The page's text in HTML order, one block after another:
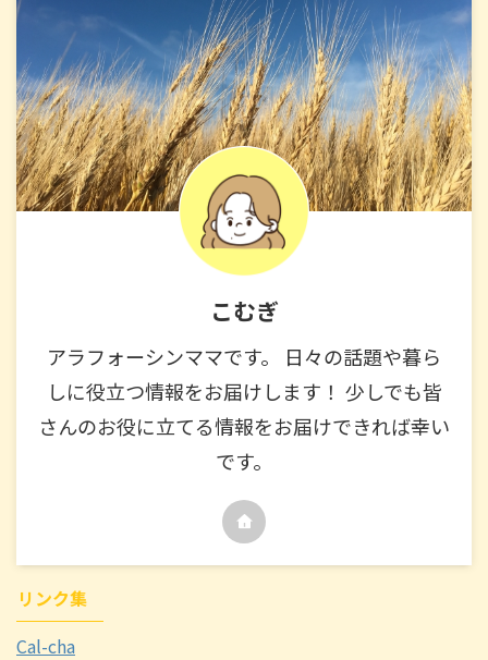
こむぎ
アラフォーシンママです。 日々の話題や暮ら
しに役立つ情報をお届けします！ 少しでも皆
さんのお役に立てる情報をお届けできれば幸い
です。
リンク集
Cal-cha